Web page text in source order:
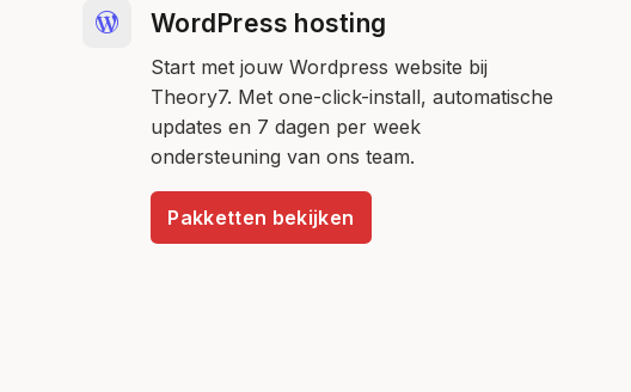
WordPress hosting
Start met jouw Wordpress website bij
Theory7. Met one-click-install, automatische
updates en 7 dagen per week
ondersteuning van ons team.
Pakketten bekijken